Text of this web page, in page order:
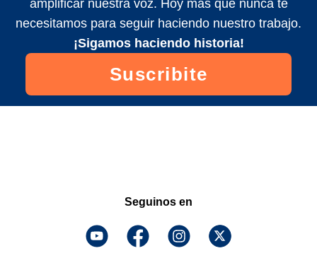
amplificar nuestra voz. Hoy más que nunca te
necesitamos para seguir haciendo nuestro trabajo.
¡Sigamos haciendo historia!
Suscribite
Seguinos en